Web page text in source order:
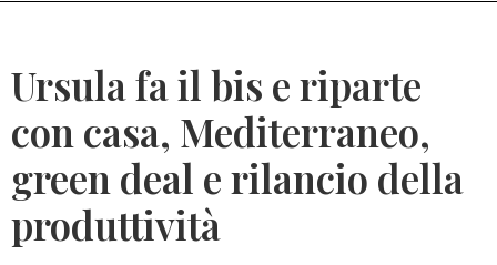
Ursula fa il bis e riparte
con casa, Mediterraneo,
green deal e rilancio della
produttività